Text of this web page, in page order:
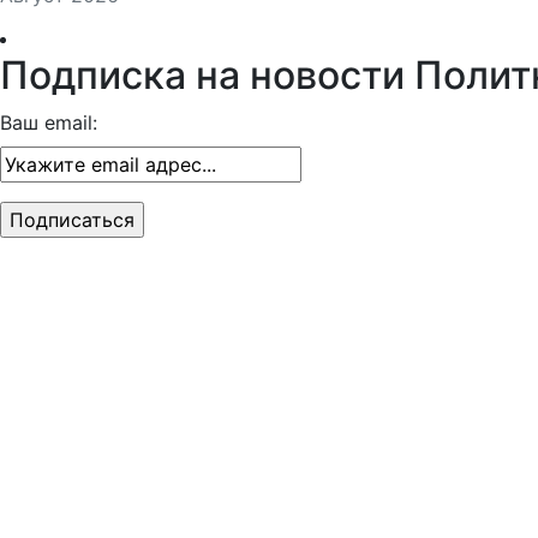
Подписка на новости
Ваш email: